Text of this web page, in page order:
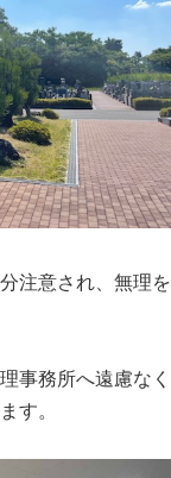
注意され、無理を
事務所へ遠慮なく
す。